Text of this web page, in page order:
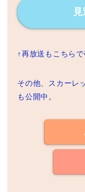
↑再放送もこちらで
その他、スカーレ
も公開中。